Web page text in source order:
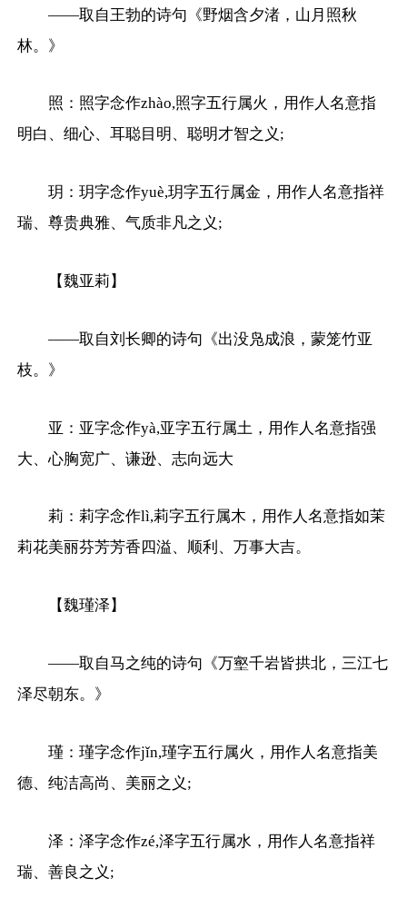
——取自王勃的诗句《野烟含夕渚，山月照秋
林。》
照：照字念作zhào,照字五行属火，用作人名意指
明白、细心、耳聪目明、聪明才智之义;
玥：玥字念作yuè,玥字五行属金，用作人名意指祥
瑞、尊贵典雅、气质非凡之义;
【魏亚莉】
——取自刘长卿的诗句《出没凫成浪，蒙笼竹亚
枝。》
亚：亚字念作yà,亚字五行属土，用作人名意指强
大、心胸宽广、谦逊、志向远大
莉：莉字念作lì,莉字五行属木，用作人名意指如茉
莉花美丽芬芳芳香四溢、顺利、万事大吉。
【魏瑾泽】
——取自马之纯的诗句《万壑千岩皆拱北，三江七
泽尽朝东。》
瑾：瑾字念作jǐn,瑾字五行属火，用作人名意指美
德、纯洁高尚、美丽之义;
泽：泽字念作zé,泽字五行属水，用作人名意指祥
瑞、善良之义;